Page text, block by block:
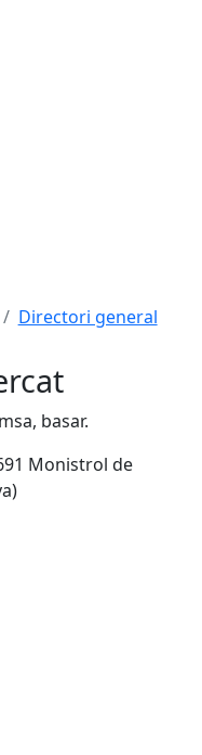
Directori general
basar.
Monistrol de